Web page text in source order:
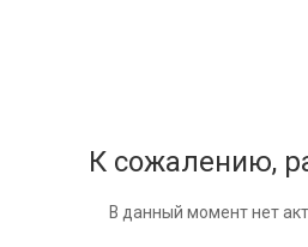
К сожалению,
В данный момент нет